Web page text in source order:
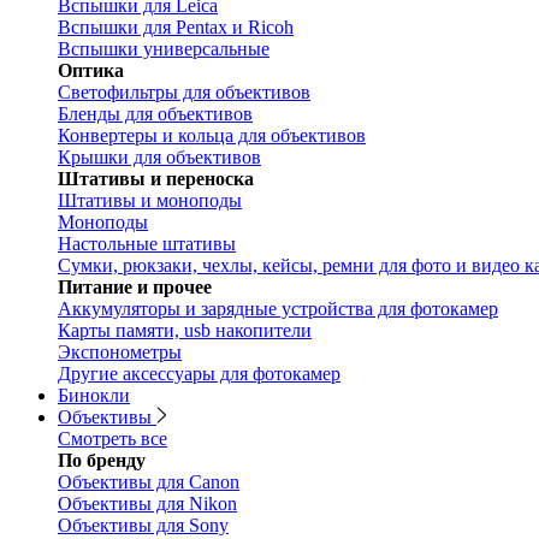
Вспышки для Leica
Вспышки для Pentax и Ricoh
Вспышки универсальные
Оптика
Светофильтры для объективов
Бленды для объективов
Конвертеры и кольца для объективов
Крышки для объективов
Штативы и переноска
Штативы и моноподы
Моноподы
Настольные штативы
Сумки, рюкзаки, чехлы, кейсы, ремни для фото и видео
Питание и прочее
Аккумуляторы и зарядные устройства для фотокамер
Карты памяти, usb накопители
Экспонометры
Другие аксессуары для фотокамер
Бинокли
Объективы
Смотреть все
По бренду
Объективы для Canon
Объективы для Nikon
Объективы для Sony